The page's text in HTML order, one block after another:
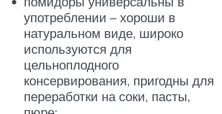
употреблении – хороши в
натуральном виде, широко
используются для
цельноплодного
консервирования, пригодны для
переработки на соки, пасты,